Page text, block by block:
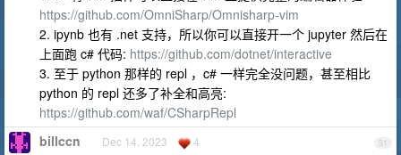
https://github.com/OmniSharp/Omnisharp-vim
2. ipynb 也有 .net 支持，所以你可以直接开一个 jupyter 然后在
上面跑 c# 代码: https://github.com/dotnet/interactive
3. 至于 python 那样的 repl ，c# 一样完全没问题，甚至相比
python 的 repl 还多了补全和高亮:
https://github.com/waf/CSharpRepl
31
billccn Dec 14, 2023 4